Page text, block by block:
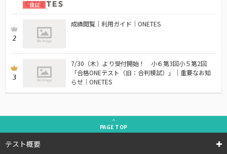
模試
2
成績閲覧｜利用ガイド｜ONETES
3
7/30（木）より受付開始！ 小６第3回小５第2回
「合格ONEテスト（旧：合判模試）」｜重要なお知
らせ｜ONETES
PAGE TOP
テスト概要